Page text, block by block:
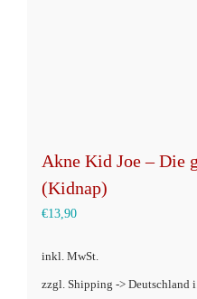
Akne Kid Joe – Die
(Kidnap)
€13,90
inkl. MwSt.
zzgl. Shipping -> Deutschland